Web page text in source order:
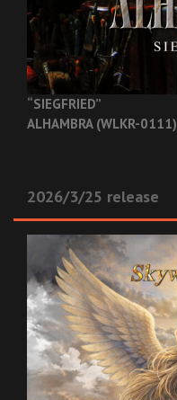
“SIEGFRIED”
ALHAMBRA (WLKR-0111)
2026/3/25 release